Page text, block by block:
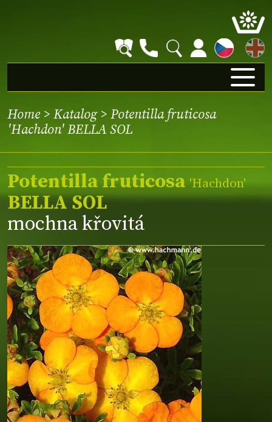
EN
Home > Katalog> Potentilla fruticosa
'Hachdon' BELLA SOL
Potentilla fruticosa 'Hachdon'
BELLA SOL
mochna křovitá